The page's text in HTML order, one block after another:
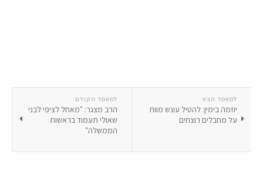
למאמר הקודם
הרב מצגר: "מאחל לציפי לבני
שאולי תעמוד בראשות
הממשלה"
למאמר הבא
יוזמה בימין: להטיל עונש מוות
על מחבלים רוצחים